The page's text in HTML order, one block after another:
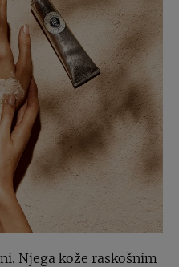
Njega kože raskošnim